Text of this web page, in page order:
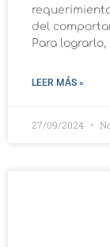
del
Para
LEER MÁS »
27/09/2024